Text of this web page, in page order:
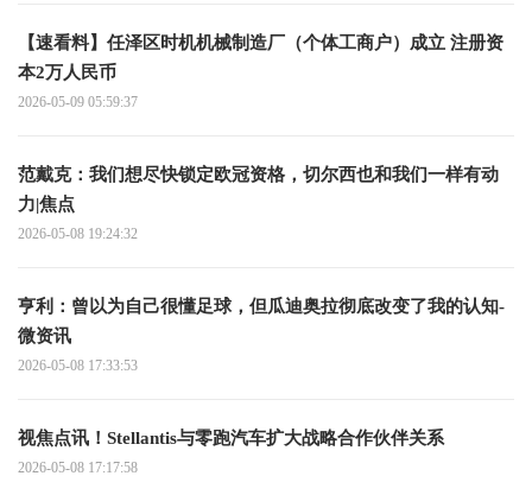
【速看料】任泽区时机机械制造厂（个体工商户）成立 注册资
本2万人民币
2026-05-09 05:59:37
范戴克：我们想尽快锁定欧冠资格，切尔西也和我们一样有动
力|焦点
2026-05-08 19:24:32
亨利：曾以为自己很懂足球，但瓜迪奥拉彻底改变了我的认知-
微资讯
2026-05-08 17:33:53
视焦点讯！Stellantis与零跑汽车扩大战略合作伙伴关系
2026-05-08 17:17:58